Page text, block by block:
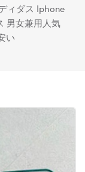
ィダス Iphone
男女兼用人気
い